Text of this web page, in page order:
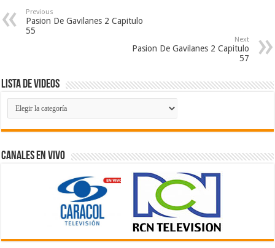
Previous
Pasion De Gavilanes 2 Capitulo
55
Next
Pasion De Gavilanes 2 Capitulo
57
Lista de Videos
Lista
de
Videos
Canales En Vivo